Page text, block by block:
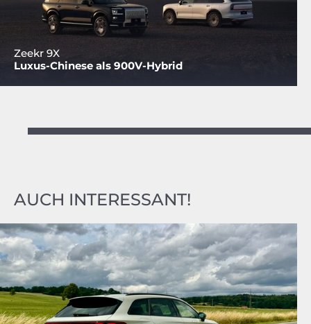
Zeekr 9X
Luxus-Chinese als 900V-Hybrid
AUCH INTERESSANT!